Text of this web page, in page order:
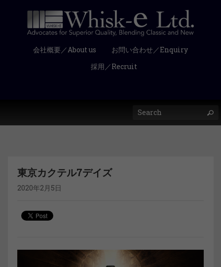
会社概要／About us
お問い合わせ／Enquiry
採用／Recruit
東京カクテル7デイズ
2020年2月5日